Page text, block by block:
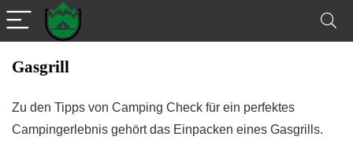
Gasgrill
Zu den Tipps von Camping Check für ein perfektes
Campingerlebnis gehört das Einpacken eines Gasgrills.